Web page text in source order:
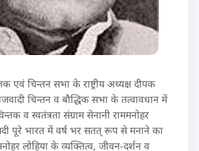
एवं चिन्तन सभा के राष्ट्रीय अध्यक्ष दीपक
चिन्तन व बौद्धिक सभा के तत्वावधान में
व स्वतंत्रता संग्राम सेनानी राममनोहर
पूरे भारत में वर्ष भर सतत् रूप से मनाने का
लोहिया के व्यक्तित्व, जीवन-दर्शन व